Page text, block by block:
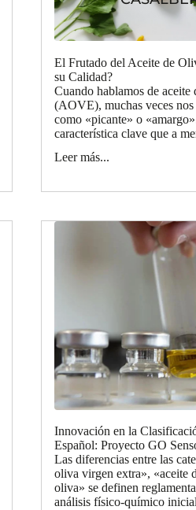
El Frutado del Aceite de
su Calidad?
Cuando hablamos de
(AOVE), muchas veces
como «picante» o
característica clave que a
Leer más...
Innovación en la
Español: Proyecto GO
Las diferencias entre las
oliva virgen extra», «aceite
oliva» se definen
análisis físico-químico